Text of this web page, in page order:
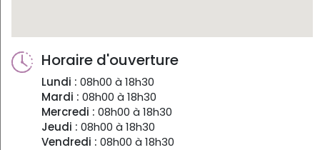
Horaire d'ouverture
Lundi : 08h00 à 18h30
Mardi : 08h00 à 18h30
Mercredi : 08h00 à 18h30
Jeudi : 08h00 à 18h30
Vendredi : 08h00 à 18h30